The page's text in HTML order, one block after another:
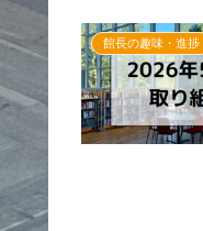
館長の趣味・進捗